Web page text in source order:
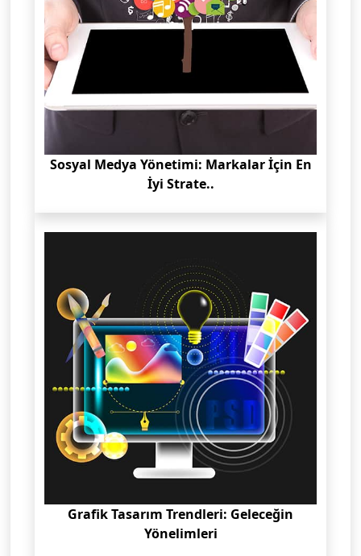
Sosyal Medya Yönetimi: Markalar İçin En
İyi Strate..
Grafik Tasarım Trendleri: Geleceğin
Yönelimleri